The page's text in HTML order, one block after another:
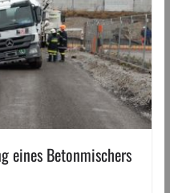
eines Betonmischers